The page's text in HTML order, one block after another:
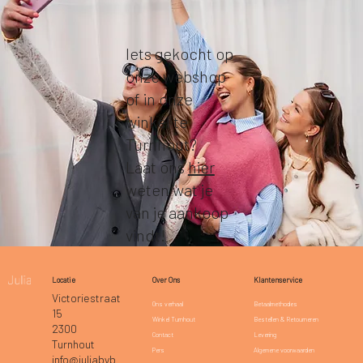
Iets gekocht op
onze webshop
of in onze
winkel te
Turnhout?
Laat onshier
weten wat je
van je aankoop
vindt!
Locatie
Victoriestraat
15
2300
Turnhout
info@juliabyb
Over Ons
Ons verhaal
Winkel Turnhout
Contact
Pers
Klantenservice
Betaalmethodes
Bestellen & Retourneren
Levering
Algemene voorwaarden